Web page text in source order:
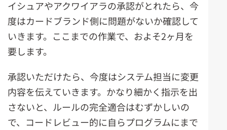
イシュアやアクワイアラの承認がとれたら、今
度はカードブランド側に問題がないか確認して
いきます。ここまでの作業で、およそ2ヶ月を
要します。
承認いただけたら、今度はシステム担当に変更
内容を伝えていきます。かなり細かく指示を出
さないと、ルールの完全適合はむずかしいの
で、コードレビュー的に自らプログラムにまで